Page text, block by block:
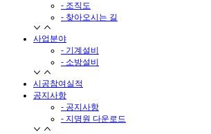
- 조직도
- 찾아오시는 길
사업분야
- 기계설비
- 소방설비
시공참여실적
공지사항
- 공지사항
- 지명원 다운로드